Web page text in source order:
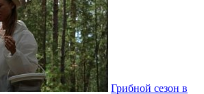
Грибной сезон в